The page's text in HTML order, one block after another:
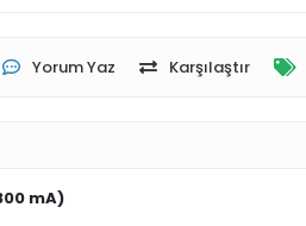
Yorum Yaz Karşılaştır
mA)